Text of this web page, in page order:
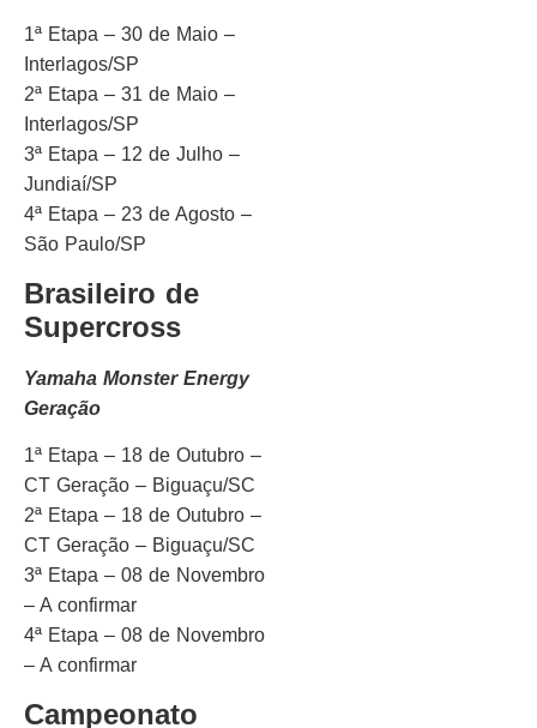
1ª Etapa – 30 de Maio –
Interlagos/SP
2ª Etapa – 31 de Maio –
Interlagos/SP
3ª Etapa – 12 de Julho –
Jundiaí/SP
4ª Etapa – 23 de Agosto –
São Paulo/SP
Brasileiro de
Supercross
Yamaha Monster Energy
Geração
1ª Etapa – 18 de Outubro –
CT Geração – Biguaçu/SC
2ª Etapa – 18 de Outubro –
CT Geração – Biguaçu/SC
3ª Etapa – 08 de Novembro
– A confirmar
4ª Etapa – 08 de Novembro
– A confirmar
Campeonato